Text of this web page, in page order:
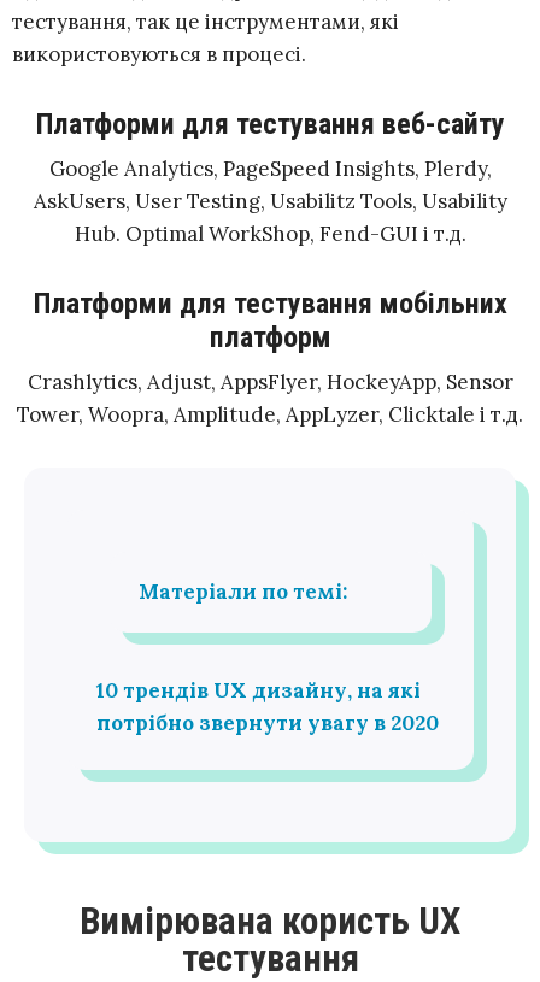
тестування, так це інструментами, які
використовуються в процесі.
Платформи для тестування веб-сайту
Google Analytics, PageSpeed Insights, Plerdy,
AskUsers, User Testing, Usabilitz Tools, Usability
Hub. Optimal WorkShop, Fend-GUI і т.д.
Платформи для тестування мобільних
платформ
Crashlytics, Adjust, AppsFlyer, HockeyApp, Sensor
Tower, Woopra, Amplitude, AppLyzer, Clicktale і т.д.
Матеріали по темі:
10 трендів UX дизайну, на які
потрібно звернути увагу в 2020
Вимірювана користь UX
тестування